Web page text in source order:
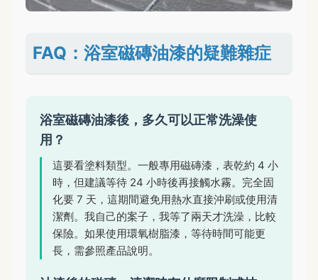
FAQ：浴室磁磚油漆的疑難雜症
浴室磁磚油漆後，多久可以正常洗澡使
用？
這要看塗料類型。一般專用磁磚漆，表乾約 4 小
時，但建議等待 24 小時後再接觸水霧。完全固
化要 7 天，這期間避免用熱水直接沖刷或使用清
潔劑。我自己的案子，我等了兩天才洗澡，比較
保險。如果使用環氧樹脂漆，等待時間可能更
長，需參照產品說明。